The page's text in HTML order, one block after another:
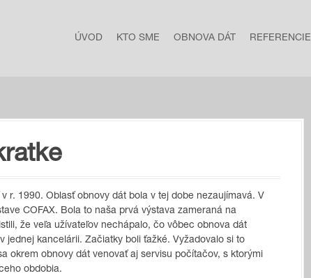
ÚVOD KTO SME OBNOVA DÁT REFERENCIE
r. 1990. Oblasť obnovy dát bola v tej dobe nezaujímavá. V
COFAX. Bola to naša prvá výstava zameraná na
že veľa užívateľov nechápalo, čo vôbec obnova dát
jednej kancelárii. Začiatky boli ťažké. Vyžadovalo si to
okrem obnovy dát venovať aj servisu počítačov, s ktorými
obdobia.